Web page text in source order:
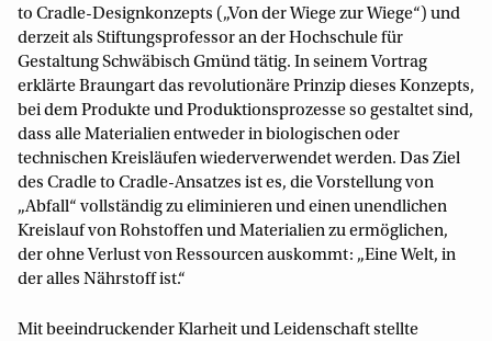
to Cradle-Designkonzepts („Von der Wiege zur Wiege“) und
derzeit als Stiftungsprofessor an der Hochschule für
Gestaltung Schwäbisch Gmünd tätig. In seinem Vortrag
erklärte Braungart das revolutionäre Prinzip dieses Konzepts,
bei dem Produkte und Produktionsprozesse so gestaltet sind,
dass alle Materialien entweder in biologischen oder
technischen Kreisläufen wiederverwendet werden. Das Ziel
des Cradle to Cradle-Ansatzes ist es, die Vorstellung von
„Abfall“ vollständig zu eliminieren und einen unendlichen
Kreislauf von Rohstoffen und Materialien zu ermöglichen,
der ohne Verlust von Ressourcen auskommt: „Eine Welt, in
der alles Nährstoff ist.“
Mit beeindruckender Klarheit und Leidenschaft stellte